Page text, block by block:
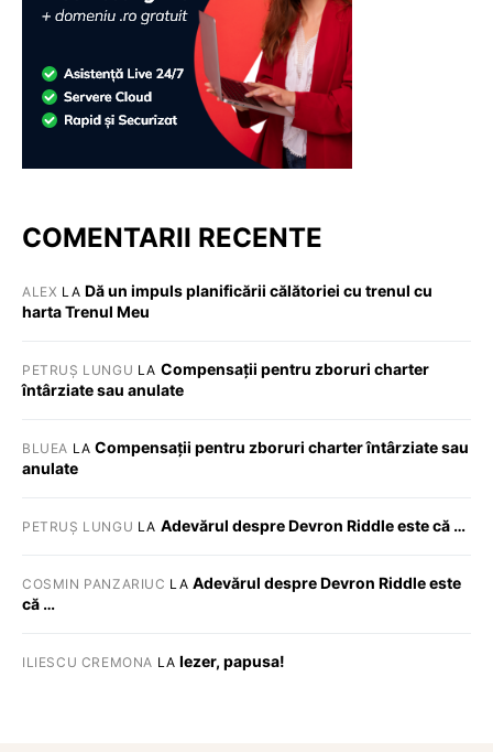
COMENTARII RECENTE
ALEX LA Dă un impuls planificării călătoriei cu trenul cu
harta Trenul Meu
PETRUȘ LUNGU LA Compensații pentru zboruri charter
întârziate sau anulate
BLUEA LACompensații pentru zboruri charter întârziate sau
anulate
PETRUȘ LUNGU LA Adevărul despre Devron Riddle este că …
COSMIN PANZARIUC LA Adevărul despre Devron Riddle este
că …
ILIESCU CREMONA LA Iezer, papusa!